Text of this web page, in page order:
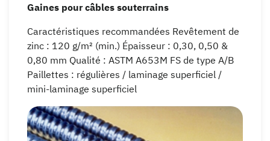
Gaines pour câbles souterrains
Caractéristiques recommandées Revêtement de
zinc : 120 g/m² (min.) Épaisseur : 0,30, 0,50 &
0,80 mm Qualité : ASTM A653M FS de type A/B
Paillettes : régulières / laminage superficiel /
mini-laminage superficiel